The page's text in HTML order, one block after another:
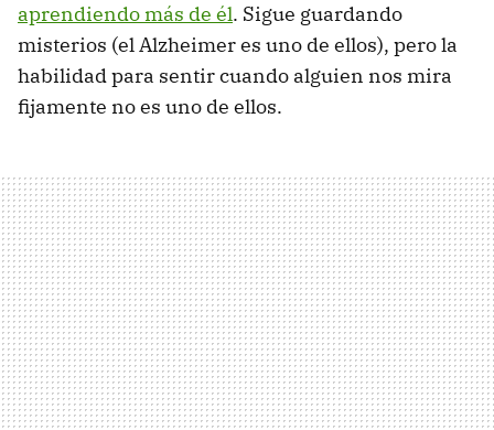
aprendiendo más de él. Sigue guardando
misterios (el Alzheimer es uno de ellos), pero la
habilidad para sentir cuando alguien nos mira
fijamente no es uno de ellos.